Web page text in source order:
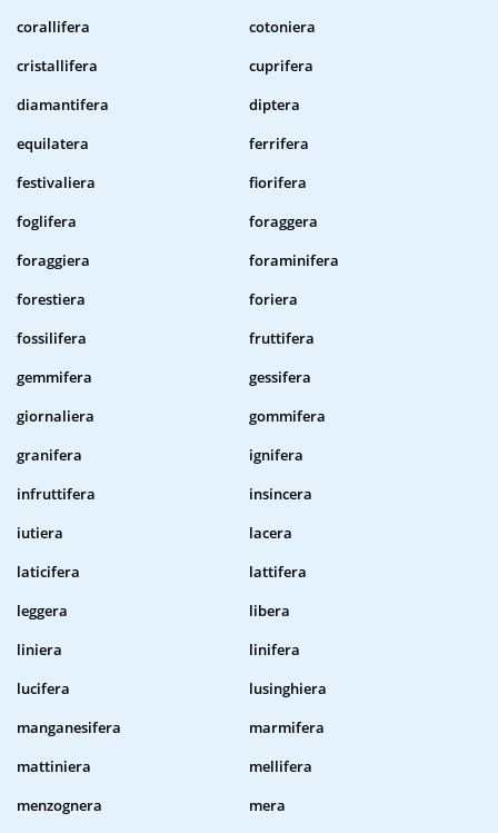
corallifera
cotoniera
cristallifera
cuprifera
diamantifera
diptera
equilatera
ferrifera
festivaliera
fiorifera
foglifera
foraggera
foraggiera
foraminifera
forestiera
foriera
fossilifera
fruttifera
gemmifera
gessifera
giornaliera
gommifera
granifera
ignifera
infruttifera
insincera
iutiera
lacera
laticifera
lattifera
leggera
libera
liniera
linifera
lucifera
lusinghiera
manganesifera
marmifera
mattiniera
mellifera
menzognera
mera